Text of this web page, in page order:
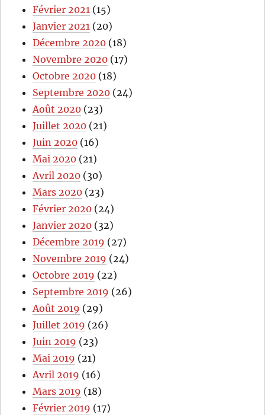
Février 2021 (15)
Janvier 2021 (20)
Décembre 2020 (18)
Novembre 2020 (17)
Octobre 2020 (18)
Septembre 2020 (24)
Août 2020 (23)
Juillet 2020 (21)
Juin 2020 (16)
Mai 2020 (21)
Avril 2020 (30)
Mars 2020 (23)
Février 2020 (24)
Janvier 2020 (32)
Décembre 2019 (27)
Novembre 2019 (24)
Octobre 2019 (22)
Septembre 2019 (26)
Août 2019 (29)
Juillet 2019 (26)
Juin 2019 (23)
Mai 2019 (21)
Avril 2019 (16)
Mars 2019 (18)
Février 2019 (17)